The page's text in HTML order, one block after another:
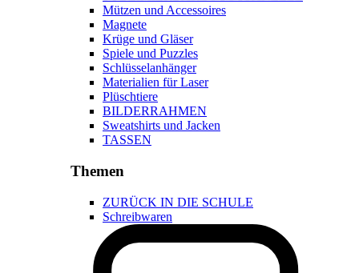
Mützen und Accessoires
Magnete
Krüge und Gläser
Spiele und Puzzles
Schlüsselanhänger
Materialien für Laser
Plüschtiere
BILDERRAHMEN
Sweatshirts und Jacken
TASSEN
Themen
ZURÜCK IN DIE SCHULE
Schreibwaren